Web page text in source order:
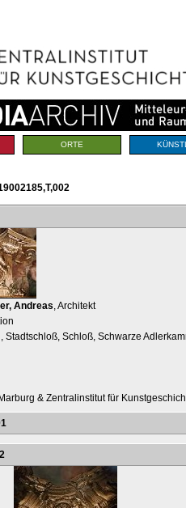
ORTE
Andreas , Architekt
Stadtschloß, Schloß, Schwarze
& Zentralinstitut für